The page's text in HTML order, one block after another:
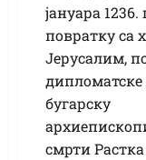
јануара 1236.
повратку са
Јерусалим,
дипломатске
бугарску
смрти